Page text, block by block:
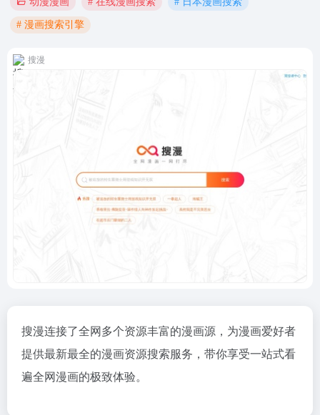
# 漫画搜索引擎
搜漫
搜漫连接了全网多个资源丰富的漫画源，为漫画爱好者
提供最新最全的漫画资源搜索服务，带你享受一站式看
遍全网漫画的极致体验。